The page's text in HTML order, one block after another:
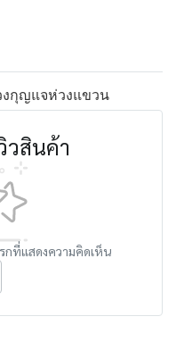
กุญแจห่วงแขวน
วสินค้า
กที่แสดงความคิดเห็น